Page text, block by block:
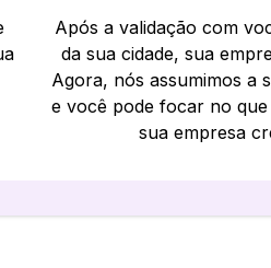
Após a validação com
da sua cidade, sua
Agora, nós assumimos a
e você pode focar no
sua empresa